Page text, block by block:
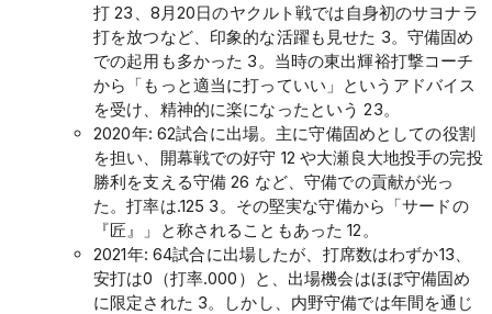
打 23、8月20日のヤクルト戦では自身初のサヨナラ
打を放つなど、印象的な活躍も見せた 3。守備固め
での起用も多かった 3。当時の東出輝裕打撃コーチ
から「もっと適当に打っていい」というアドバイス
を受け、精神的に楽になったという 23。
2020年: 62試合に出場。主に守備固めとしての役割
を担い、開幕戦での好守 12 や大瀬良大地投手の完投
勝利を支える守備 26 など、守備での貢献が光っ
た。打率は.125 3。その堅実な守備から「サードの
『匠』」と称されることもあった 12。
2021年: 64試合に出場したが、打席数はわずか13、
安打は0（打率.000）と、出場機会はほぼ守備固め
に限定された 3。しかし、内野守備では年間を通じ